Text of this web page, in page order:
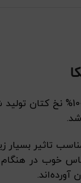
از پارچه 100% نخ
تاثیر
خوب در هنگام
آورده‌اند.